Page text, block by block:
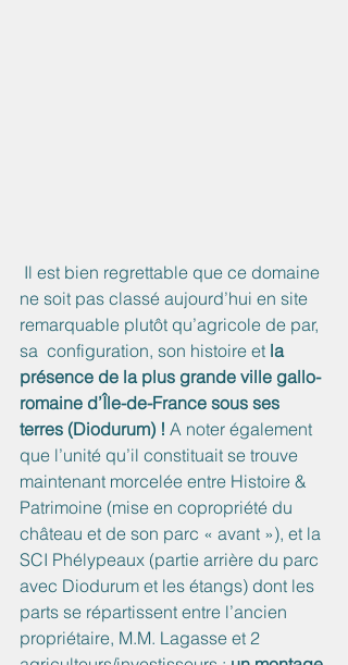
ne soit pas classé aujourd’hui en site
remarquable plutôt qu’agricole de par,
sa  configuration, son histoire et la
présence de la plus grande ville gallo-
romaine d’Île-de-France sous ses
terres (Diodurum) ! A noter également
que l’unité qu’il constituait se trouve
maintenant morcelée entre Histoire &
Patrimoine (mise en copropriété du
château et de son parc « avant »), et la
SCI Phélypeaux (partie arrière du parc
avec Diodurum et les étangs) dont les
parts se répartissent entre l’ancien
propriétaire, M.M. Lagasse et 2